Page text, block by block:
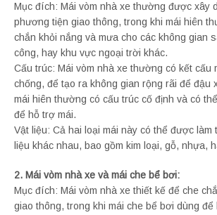
Mục đích: Mái vòm nhà xe thường được xây
phương tiện giao thông, trong khi mái hiên
chắn khỏi nắng và mưa cho các không gian
công, hay khu vực ngoại trời khác.
Cấu trúc: Mái vòm nhà xe thường có kết cấu
chống, để tạo ra không gian rộng rãi để đậu
mái hiên thường có cấu trúc cố định và có
để hỗ trợ mái.
Vật liệu: Cả hai loại mái này có thể được làm
liệu khác nhau, bao gồm kim loại, gỗ, nhựa,
2. Mái vòm nhà xe và mái che bể bơi:
Mục đích: Mái vòm nhà xe thiết kế để che
giao thông, trong khi mái che bể bơi dùng để